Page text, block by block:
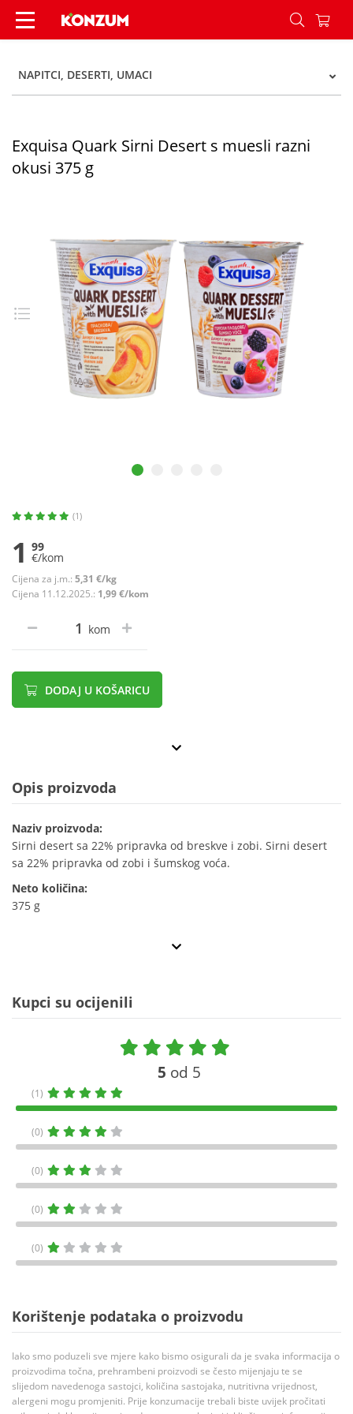
Exquisa Quark Sirni Desert s muesli razni okusi
NAPITCI, DESERTI, UMACI
Exquisa Quark Sirni Desert s muesli razni
okusi 375 g
(1)
1 99
€/kom
Cijena za j.m.: 5,31 €/kg
Cijena 11.12.2025.: 1,99 €/kom
kom
DODAJ U KOŠARICU
Opis proizvoda
Naziv proizvoda:
Sirni desert sa 22% pripravka od breskve i zobi. Sirni desert
sa 22% pripravka od zobi i šumskog voća.
Neto količina:
375 g
Kupci su ocijenili
5 od 5
(1)
(0)
(0)
(0)
(0)
Korištenje podataka o proizvodu
Iako smo poduzeli sve mjere kako bismo osigurali da je svaka informacija o
proizvodima točna, prehrambeni proizvodi se često mijenjaju te se
slijedom navedenoga sastojci, količina sastojaka, nutritivna vrijednost,
alergeni mogu promjeniti. Prije konzumacije trebali biste uvijek pročitati